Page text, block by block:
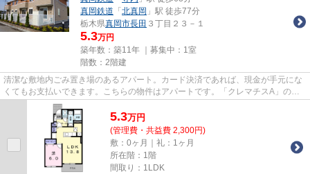
真岡鉄道 「 北真岡 」駅 徒歩77分
栃木県真岡市長田 ３丁目２３－１
5.3万円
築年数：築11年 ｜募集中： 1室
階数：2階建
清潔な敷地内ごみ置き場のあるアパート。カード決済であれば、現金が手元にな
くてもお支払いできます。こちらの物件はアパートです。「クレマチスA」の物
件情報をお探しならお気軽にお...
5.3万円
(管理費・共益費 2,300円)
敷：0ヶ月｜礼：1ヶ月
所在階：1階
間取り：1LDK